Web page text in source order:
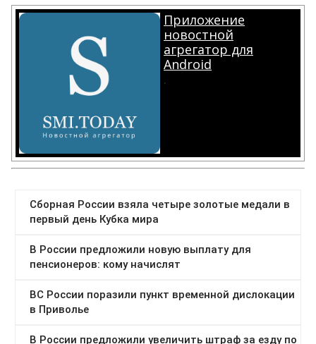
Приложение
новостной
агрегатор для
Android
.